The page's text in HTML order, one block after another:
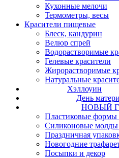
Кухонные мелочи
Термометры, весы
Красители пищевые
Блеск, кандурин
Велюр спрей
Водорастворимые
Гелевые красители
Жирорастворимые
Натуральные
Хэллоуин
День матери
НОВЫЙ
Пластиковые
Силиконовые
Праздничная
Новогодние
Посыпки и декор